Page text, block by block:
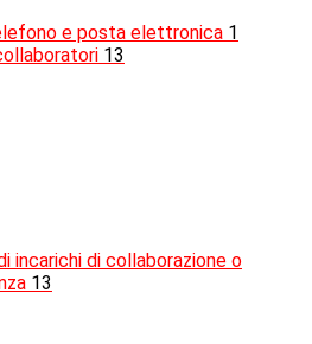
e posta elettronica 1
13
incarichi di collaborazione o
13